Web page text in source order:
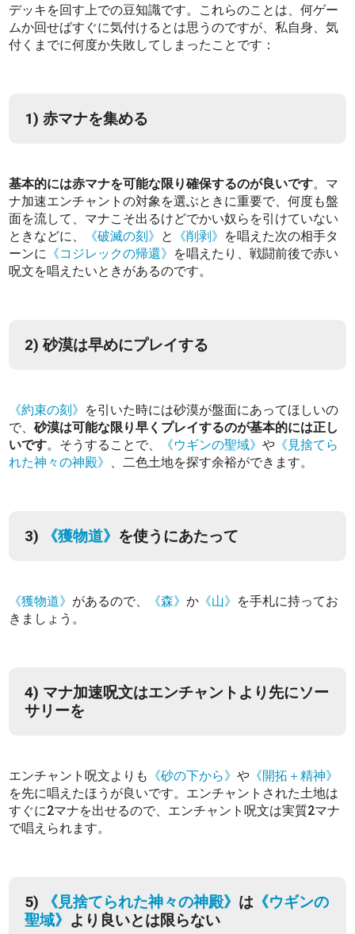
デッキを回す上での豆知識です。これらのことは、何ゲー
ムか回せばすぐに気付けるとは思うのですが、私自身、気
付くまでに何度か失敗してしまったことです：
1) 赤マナを集める
基本的には赤マナを可能な限り確保するのが良いです。マ
ナ加速エンチャントの対象を選ぶときに重要で、何度も盤
面を流して、マナこそ出るけどでかい奴らを引けていない
ときなどに、
《破滅の刻》 と 《削剥》 を唱えた次の相手タ
ーンに 《コジレックの帰還》 を唱えたり、戦闘前後で赤い
呪文を唱えたいときがあるのです。
2) 砂漠は早めにプレイする
《約束の刻》 を引いた時には砂漠が盤面にあってほしいの
で、砂漠は可能な限り早くプレイするのが基本的には正し
いです。そうすることで、 《ウギンの聖域》や 《見捨てら
れた神々の神殿》 、二色土地を探す余裕ができます。
3) 《獲物道》 を使うにあたって
《獲物道》 があるので、 《森》か 《山》 を手札に持ってお
きましょう。
4) マナ加速呪文はエンチャントより先にソー
サリーを
エンチャント呪文よりも 《砂の下から》や 《開拓＋精神》
を先に唱えたほうが良いです。エンチャントされた土地は
すぐに2マナを出せるので、エンチャント呪文は実質2マナ
で唱えられます。
5) 《見捨てられた神々の神殿》 は 《ウギンの
聖域》 より良いとは限らない